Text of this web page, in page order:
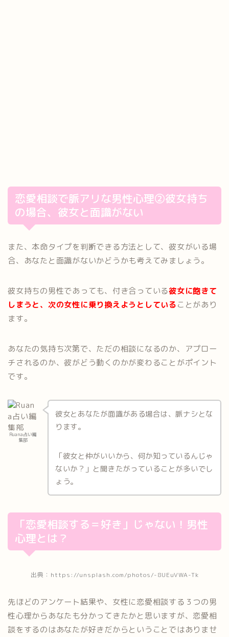
恋愛相談で脈アリな男性心理②彼女持ち
の場合、彼女と面識がない
また、本命タイプを判断できる方法として、彼女がいる場
合、あなたと面識がないかどうかも考えてみましょう。
彼女持ちの男性であっても、付き合っている彼女に飽きて
しまうと、次の女性に乗り換えようとしていることがあり
ます。
あなたの気持ち次第で、ただの相談になるのか、アプロー
チされるのか、彼がどう動くのかが変わることがポイント
です。
Ruana占い編
集部
彼女とあなたが面識がある場合は、脈ナシとな
ります。
「彼女と仲がいいから、何か知っているんじゃ
ないか？」と聞きたがっていることが多いでし
ょう。
「恋愛相談する＝好き」じゃない！男性
心理とは？
出典：https://unsplash.com/photos/-8UEuVWA-Tk
先ほどのアンケート結果や、女性に恋愛相談する３つの男
性心理からあなたも分かってきたかと思いますが、恋愛相
談をするのはあなたが好きだからということではありませ